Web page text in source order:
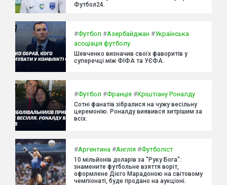
Футбол24.
#Футбол #Азербайджан #Українська
асоціація футболу
Шевченко визначив своїх фаворитів у
суперечці між ФІФА та УЄФА.
#Футбол #Франція #Кріштіану Роналду
Сотні фанатів зібралися на чужу весільну
церемонію. Роналду виявився хитрішим за
всіх.
#Аргентина #Англія #Футболіст
10 мільйонів доларів за "Руку Бога":
знамените футбольне взяття воріт,
оформлене Дієго Марадоною на світовому
чемпіонаті, буде продано на аукціоні.